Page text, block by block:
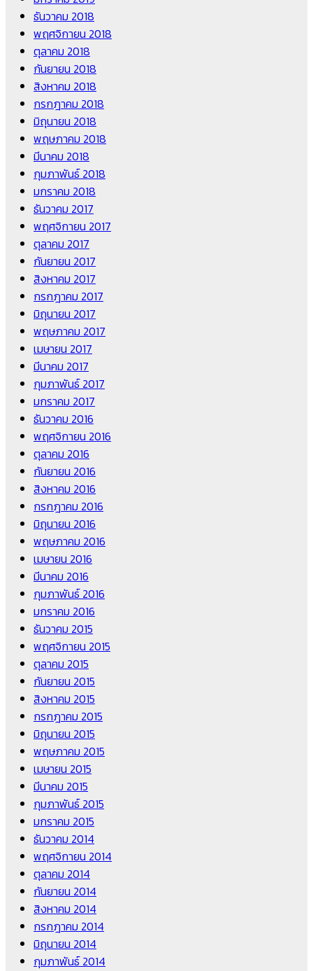
ธันวาคม 2018
พฤศจิกายน 2018
ตุลาคม 2018
กันยายน 2018
สิงหาคม 2018
กรกฎาคม 2018
มิถุนายน 2018
พฤษภาคม 2018
มีนาคม 2018
กุมภาพันธ์ 2018
มกราคม 2018
ธันวาคม 2017
พฤศจิกายน 2017
ตุลาคม 2017
กันยายน 2017
สิงหาคม 2017
กรกฎาคม 2017
มิถุนายน 2017
พฤษภาคม 2017
เมษายน 2017
มีนาคม 2017
กุมภาพันธ์ 2017
มกราคม 2017
ธันวาคม 2016
พฤศจิกายน 2016
ตุลาคม 2016
กันยายน 2016
สิงหาคม 2016
กรกฎาคม 2016
มิถุนายน 2016
พฤษภาคม 2016
เมษายน 2016
มีนาคม 2016
กุมภาพันธ์ 2016
มกราคม 2016
ธันวาคม 2015
พฤศจิกายน 2015
ตุลาคม 2015
กันยายน 2015
สิงหาคม 2015
กรกฎาคม 2015
มิถุนายน 2015
พฤษภาคม 2015
เมษายน 2015
มีนาคม 2015
กุมภาพันธ์ 2015
มกราคม 2015
ธันวาคม 2014
พฤศจิกายน 2014
ตุลาคม 2014
กันยายน 2014
สิงหาคม 2014
กรกฎาคม 2014
มิถุนายน 2014
กุมภาพันธ์ 2014